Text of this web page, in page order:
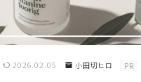
2026.02.05 小田切ヒロ PR